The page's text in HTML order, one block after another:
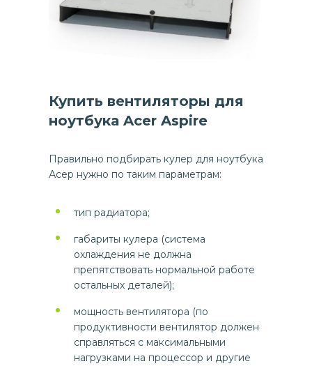
Купить вентиляторы для
ноутбука Acer Aspire
Правильно подбирать кулер для ноутбука
Асер нужно по таким параметрам:
тип радиатора;
габариты кулера (система
охлаждения не должна
препятствовать нормальной работе
остальных деталей);
мощность вентилятора (по
продуктивности вентилятор должен
справляться с максимальными
нагрузками на процессор и другие